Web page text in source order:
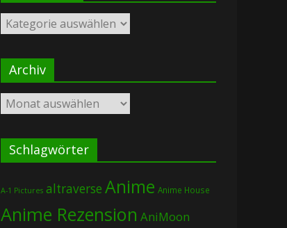
Kategorien
Archiv
Archiv
Schlagwörter
A-1 Pictures altraverse Anime Anime House
Anime Rezension AniMoon